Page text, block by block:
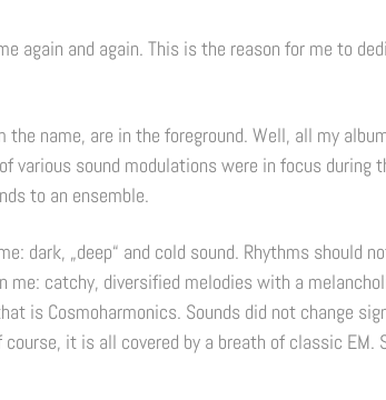
again and again. This is the reason for me to
name, are in the foreground. Well, all my
various sound modulations were in focus
to an ensemble.
dark, „deep“ and cold sound. Rhythms should
catchy, diversified melodies with a
is Cosmoharmonics. Sounds did not change
it is all covered by a breath of classic EM.